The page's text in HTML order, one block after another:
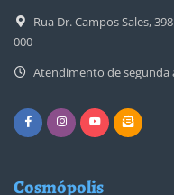
Rua Dr. Campos Sales,
000
Atendimento de segunda
Cosmópolis